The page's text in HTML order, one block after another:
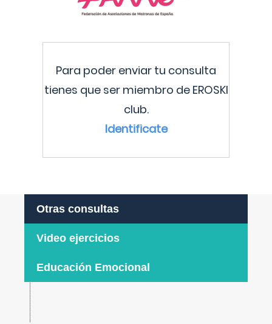
Para poder enviar tu consulta
tienes que ser miembro de EROSKI
club.
Identificate
Otras consultas
Video ejercicios
Educación Emocional